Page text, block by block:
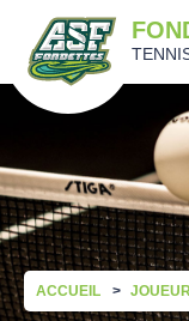
ACCUEIL